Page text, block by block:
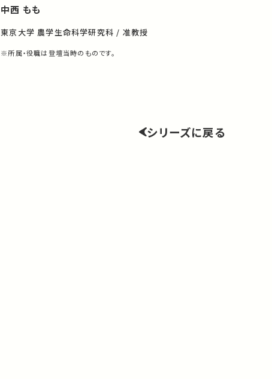
中西 もも
東京大学 農学生命科学研究科 / 准教授
※所属・役職は登壇当時のものです。
シリーズに戻る